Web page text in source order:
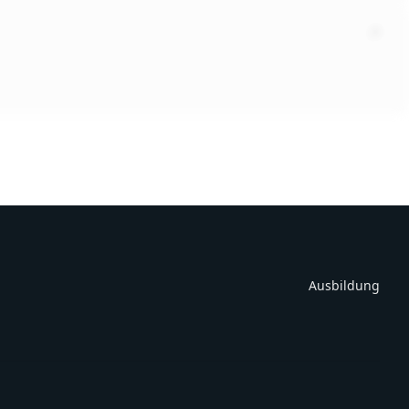
Ausbildung